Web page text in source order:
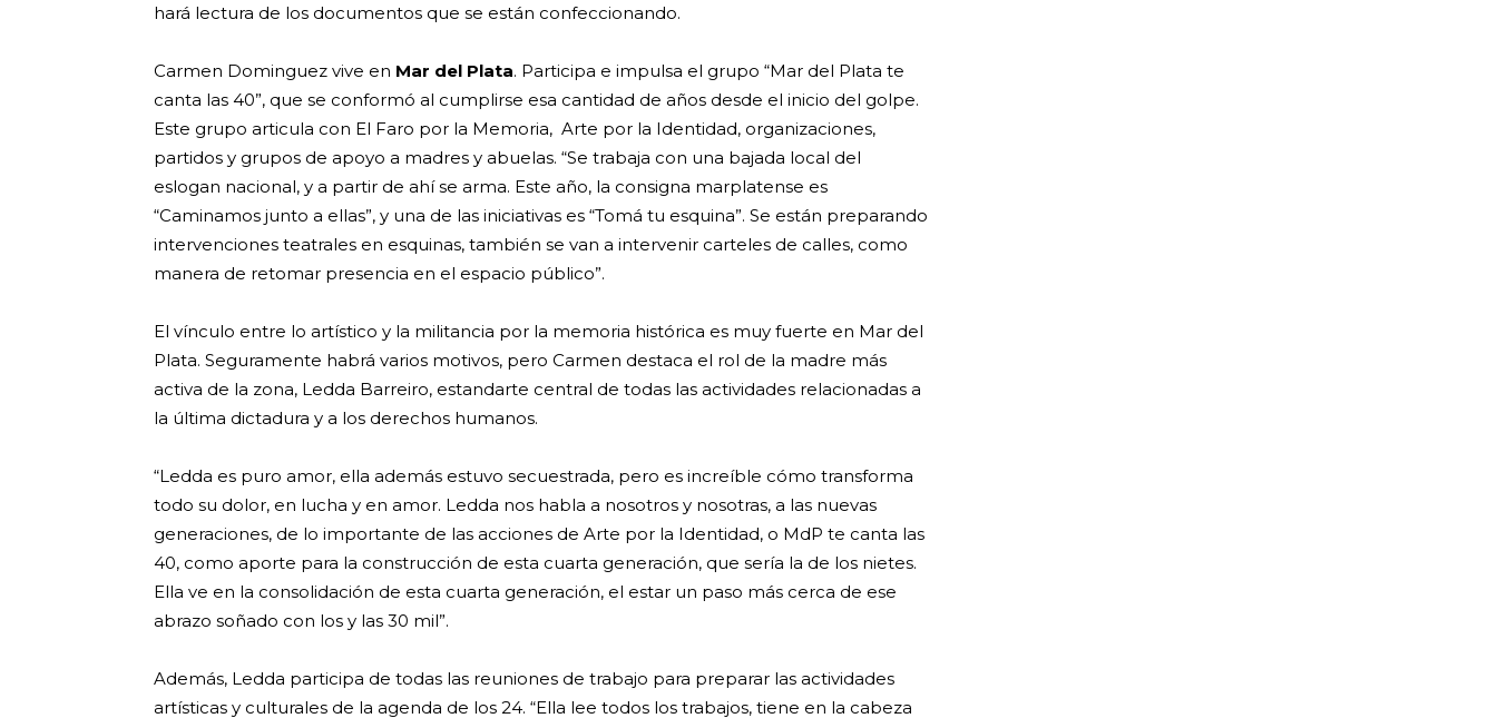
hará lectura de los documentos que se están confeccionando.
Carmen Dominguez vive en Mar del Plata. Participa e impulsa el grupo “Mar del Plata te
canta las 40”, que se conformó al cumplirse esa cantidad de años desde el inicio del golpe.
Este grupo articula con El Faro por la Memoria, Arte por la Identidad, organizaciones,
partidos y grupos de apoyo a madres y abuelas. “Se trabaja con una bajada local del
eslogan nacional, y a partir de ahí se arma. Este año, la consigna marplatense es
“Caminamos junto a ellas”, y una de las iniciativas es “Tomá tu esquina”. Se están preparando
intervenciones teatrales en esquinas, también se van a intervenir carteles de calles, como
manera de retomar presencia en el espacio público”.
El vínculo entre lo artístico y la militancia por la memoria histórica es muy fuerte en Mar del
Plata. Seguramente habrá varios motivos, pero Carmen destaca el rol de la madre más
activa de la zona, Ledda Barreiro, estandarte central de todas las actividades relacionadas a
la última dictadura y a los derechos humanos.
“Ledda es puro amor, ella además estuvo secuestrada, pero es increíble cómo transforma
todo su dolor, en lucha y en amor. Ledda nos habla a nosotros y nosotras, a las nuevas
generaciones, de lo importante de las acciones de Arte por la Identidad, o MdP te canta las
40, como aporte para la construcción de esta cuarta generación, que sería la de los nietes.
Ella ve en la consolidación de esta cuarta generación, el estar un paso más cerca de ese
abrazo soñado con los y las 30 mil”.
Además, Ledda participa de todas las reuniones de trabajo para preparar las actividades
artísticas y culturales de la agenda de los 24. “Ella lee todos los trabajos, tiene en la cabeza